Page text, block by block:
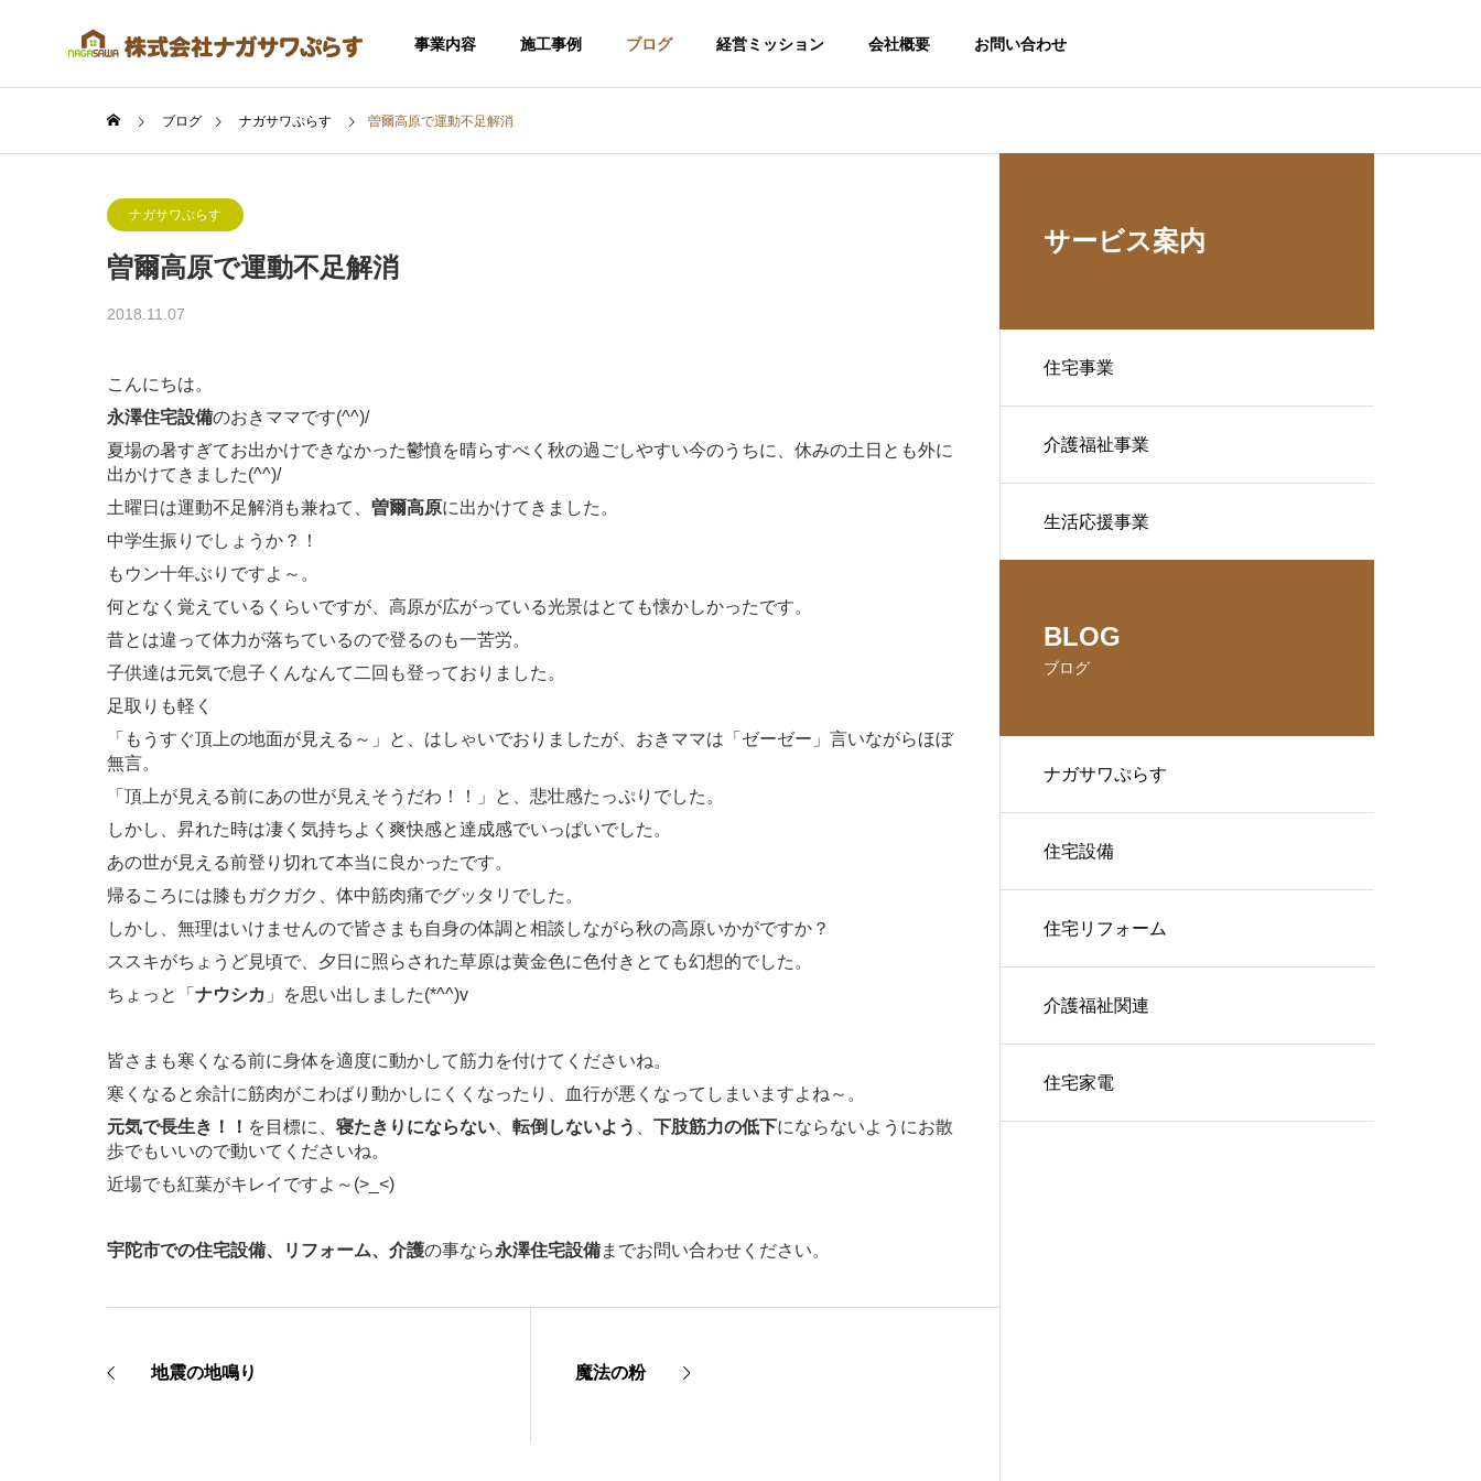
事業内容 施工事例 ブログ 経営ミッション 会社概要 お問い合わせ
事業内容
ブログ ナガサワぷらす 曽爾高原で運動不足解消
ナガサワぷらす
曽爾高原で運動不足解消
2018.11.07
こんにちは。
永澤住宅設備のおきママです(^^)/
夏場の暑すぎてお出かけできなかった鬱憤を晴らすべく秋の過ごしやすい今のうちに、休みの土日とも外に
出かけてきました(^^)/
土曜日は運動不足解消も兼ねて、 曽爾高原に出かけてきました。
中学生振りでしょうか？！
もウン十年ぶりですよ～。
何となく覚えているくらいですが、高原が広がっている光景はとても懐かしかったです。
昔とは違って体力が落ちているので登るのも一苦労。
子供達は元気で息子くんなんて二回も登っておりました。
足取りも軽く
「もうすぐ頂上の地面が見える～」と、はしゃいでおりましたが、おきママは「ゼーゼー」言いながらほぼ
無言。
「頂上が見える前にあの世が見えそうだわ！！」と、悲壮感たっぷりでした。
しかし、昇れた時は凄く気持ちよく爽快感と達成感でいっぱいでした。
あの世が見える前登り切れて本当に良かったです。
帰るころには膝もガクガク、体中筋肉痛でグッタリでした。
しかし、無理はいけませんので皆さまも自身の体調と相談しながら秋の高原いかがですか？
ススキがちょうど見頃で、夕日に照らされた草原は黄金色に色付きとても幻想的でした。
ちょっと「 ナウシカ 」を思い出しました(*^^)v
皆さまも寒くなる前に身体を適度に動かして筋力を付けてくださいね。
寒くなると余計に筋肉がこわばり動かしにくくなったり、血行が悪くなってしまいますよね～。
元気で長生き！！ を目標に、 寝たきりにならない 転倒しないよう 下肢筋力の低下にならないようにお散
歩でもいいので動いてくださいね。
近場でも紅葉がキレイですよ～(>_<)
宇陀市での住宅設備、リフォーム、介護の事なら永澤住宅設備までお問い合わせください。
地震の地鳴り 魔法の粉
サービス案内
住宅事業
介護福祉事業
生活応援事業
BLOG
ブログ
ナガサワぷらす
住宅設備
住宅リフォーム
介護福祉関連
住宅家電